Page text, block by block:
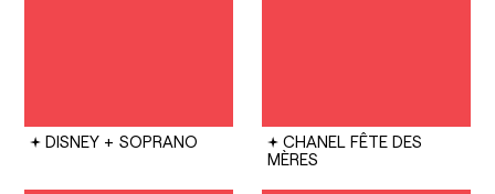
DISNEY + SOPRANO CHANEL FÊTE DES
MÈRES